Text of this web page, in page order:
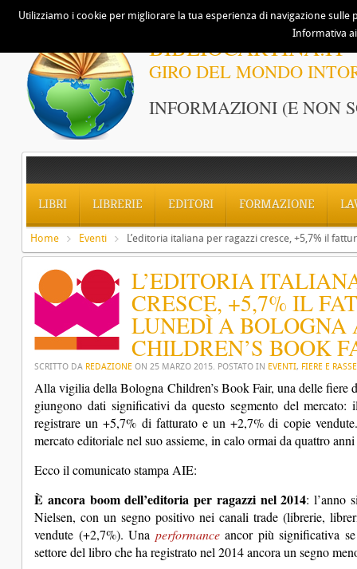
BIBLIOCARTINA.IT
GIRO DEL MONDO
INFORMAZIONI (E NON
LIBRI LIBRERIE EDITORI FORMAZIONE
Home Eventi L’editoria italiana per ragazzi cresce, +5,7% il
L’EDITORIA
CRESCE, +5,7% IL
LUNEDÌ A BOLOGNA
CHILDREN’S BOOK
SCRITTO DA REDAZIONE ON 25 MARZO 2015. POSTATO IN EVENTI, FIERE E
Alla vigilia della Bologna Children’s Book Fair, una delle fiere
giungono dati significativi da questo segmento del
registrare un +5,7% di fatturato e un +2,7% di copie
mercato editoriale nel suo assieme, in calo ormai da quattro
Ecco il comunicato stampa AIE:
È ancora boom dell’editoria per ragazzi nel 2014: l’anno
Nielsen, con un segno positivo nei canali trade (librerie,
vendute (+2,7%). Una performanceancor più significativa se
settore del libro che ha registrato nel 2014 ancora un segno
Utilizziamo i cookie per migliorare la tua esperienza di navigazione
Informativa ai